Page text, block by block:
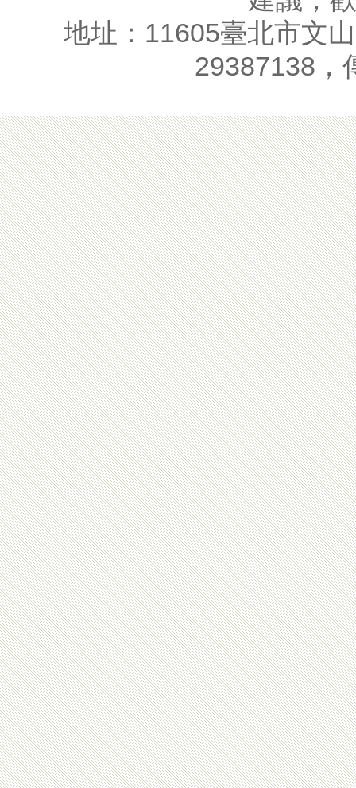
地址：11605臺北市文
29387138，